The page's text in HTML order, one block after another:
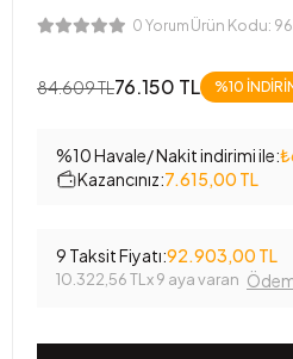
0 Yorum Ürün Kodu:
84.609 TL76.150 TL %10
%10 Havale/ Nakit indirimi ile:
Kazancınız:7.615,00 TL
9 Taksit Fiyatı:92.903,00 TL
10.322,56 TL x 9 aya varan